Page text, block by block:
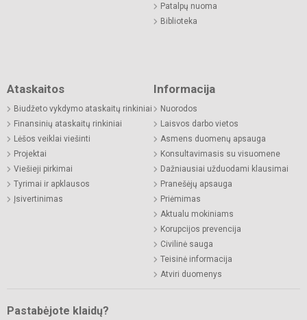
Patalpų nuoma
Biblioteka
Ataskaitos
Biudžeto vykdymo ataskaitų rinkiniai
Finansinių ataskaitų rinkiniai
Lėšos veiklai viešinti
Projektai
Viešieji pirkimai
Tyrimai ir apklausos
Įsivertinimas
Informacija
Nuorodos
Laisvos darbo vietos
Asmens duomenų apsauga
Konsultavimasis su visuomene
Dažniausiai užduodami klausimai
Pranešėjų apsauga
Priėmimas
Aktualu mokiniams
Korupcijos prevencija
Civilinė sauga
Teisinė informacija
Atviri duomenys
Pastabėjote klaidų?